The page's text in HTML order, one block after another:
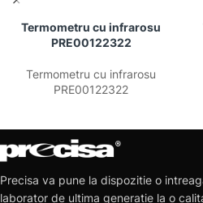
Termometru cu infrarosu
PRE00122322
Termometru cu infrarosu
PRE00122322
Precisa va pune la dispozitie o
laborator de ultima generatie la o